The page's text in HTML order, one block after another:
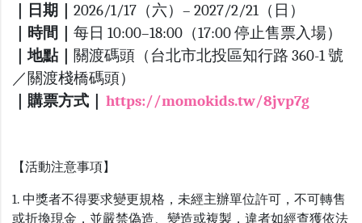
｜日期｜ 2026/1/17（六）– 2027/2/21（日）
｜時間｜ 每日 10:00–18:00（17:00 停止售票入場）
｜地點｜ 關渡碼頭（台北市北投區知行路 360-1 號
／關渡棧橋碼頭）
｜購票方式｜ https://momokids.tw/8jvp7g
【活動注意事項】
1. 中獎者不得要求變更規格，未經主辦單位許可，不可轉售
或折換現金，並嚴禁偽造、變造或複製，違者如經查獲依法